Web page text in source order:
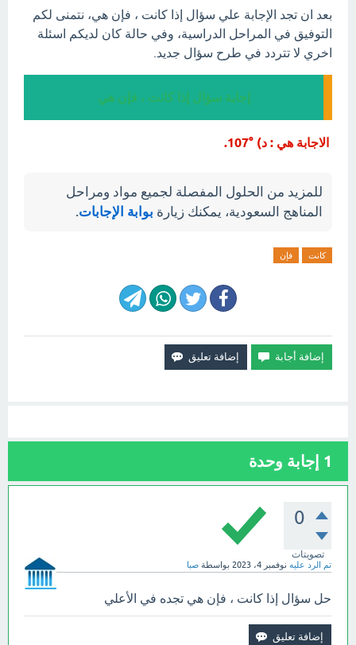
بعد ان تجد الإجابة علي سؤال إذا كانت ، فإن هي، نتمنى لكم
التوفيق في المراحل الدراسية، وفي حالة كان لديكم اسئلة
اخري لا تتردد في طرح سؤال جديد.
إجابة سؤال إذا كانت ، فإن هي
الاجابة هي : د) °107.
للمزيد من الحلول المفصلة لجميع مواد ومراحل
المناهج السعودية، يمكنك زيارة بوابة الإجابات.
كانت فإن
1 إجابة وحدة
0
تصويتات
تم الرد عليه نوفمبر 4، 2023 بواسطة صبا
حل سؤال إذا كانت ، فإن هي تجده في الأعلي